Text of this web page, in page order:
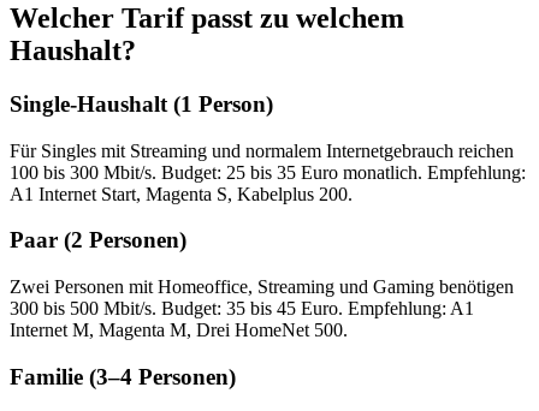
Welcher Tarif passt zu welchem
Haushalt?
Single-Haushalt (1 Person)
Für Singles mit Streaming und normalem Internetgebrauch reichen
100 bis 300 Mbit/s. Budget: 25 bis 35 Euro monatlich. Empfehlung:
A1 Internet Start, Magenta S, Kabelplus 200.
Paar (2 Personen)
Zwei Personen mit Homeoffice, Streaming und Gaming benötigen
300 bis 500 Mbit/s. Budget: 35 bis 45 Euro. Empfehlung: A1
Internet M, Magenta M, Drei HomeNet 500.
Familie (3–4 Personen)